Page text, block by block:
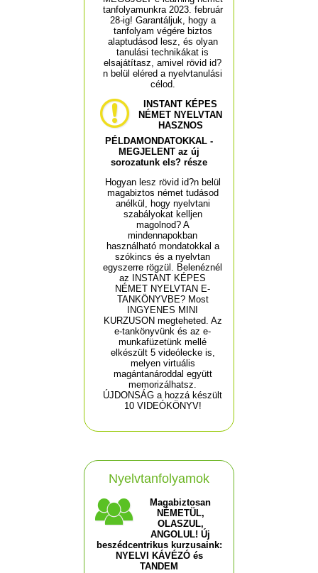
tanfolyamunkra 2023. február
28-ig! Garantáljuk, hogy a
tanfolyam végére biztos
alaptudásod lesz, és olyan
tanulási technikákat is
elsajátítasz, amivel rövid id?
n belül eléred a nyelvtanulási
célod.
INSTANT KÉPES
NÉMET NYELVTAN
HASZNOS
PÉLDAMONDATOKKAL -
MEGJELENT az új
sorozatunk els? része
Hogyan lesz rövid id?n belül
magabiztos német tudásod
anélkül, hogy nyelvtani
szabályokat kelljen
magolnod? A
mindennapokban
használható mondatokkal a
szókincs és a nyelvtan
egyszerre rögzül. Belenéznél
az INSTANT KÉPES
NÉMET NYELVTAN E-
TANKÖNYVBE? Most
INGYENES MINI
KURZUSON megteheted. Az
e-tankönyvünk és az e-
munkafüzetünk mellé
elkészült 5 videólecke is,
melyen virtuális
magántanároddal együtt
memorizálhatsz.
ÚJDONSÁG a hozzá készült
10 VIDEÓKÖNYV!
Nyelvtanfolyamok
Magabiztosan
NÉMETÜL,
OLASZUL,
ANGOLUL! Új
beszédcentrikus kurzusaink:
NYELVI KÁVÉZÓ és
TANDEM